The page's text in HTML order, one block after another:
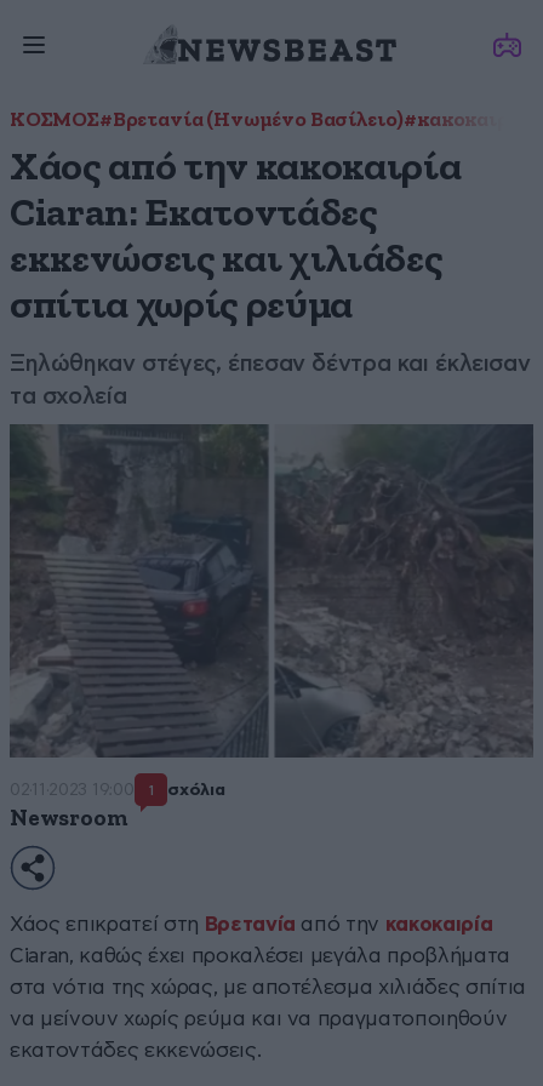
ΚΟΣΜΟΣ#Βρετανία (Ηνωμένο Βασίλειο)#κακοκαιρία
Χάος από την κακοκαιρία
Ciaran: Εκατοντάδες
εκκενώσεις και χιλιάδες
σπίτια χωρίς ρεύμα
Ξηλώθηκαν στέγες, έπεσαν δέντρα και έκλεισαν
τα σχολεία
02·11·2023 19:00 1 σχόλια
Newsroom
Χάος επικρατεί στη Βρετανία από την κακοκαιρία
Ciaran, καθώς έχει προκαλέσει μεγάλα προβλήματα
στα νότια της χώρας, με αποτέλεσμα χιλιάδες σπίτια
να μείνουν χωρίς ρεύμα και να πραγματοποιηθούν
εκατοντάδες εκκενώσεις.